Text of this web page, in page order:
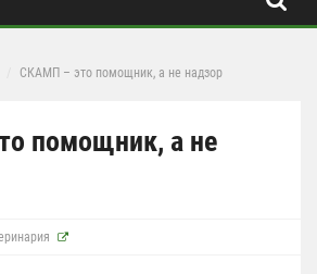
СКАМП – это помощник, а не надзор
помощник, а не